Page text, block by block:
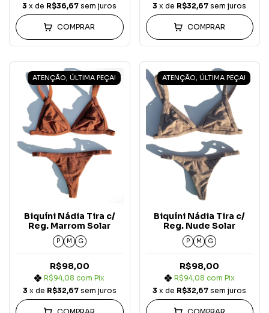
3 x de R$36,67 sem juros
COMPRAR
3 x de R$32,67 sem juros
COMPRAR
ATENÇÃO, ÚLTIMA PEÇA!
Biquíni Nádia Tira c/
Reg. Marrom Solar
P M G
R$98,00
R$94,08com Pix
3 x de R$32,67 sem juros
ATENÇÃO, ÚLTIMA PEÇA!
Biquíni Nádia Tira c/
Reg. Nude Solar
P M G
R$98,00
R$94,08 com Pix
3 x de R$32,67 sem juros